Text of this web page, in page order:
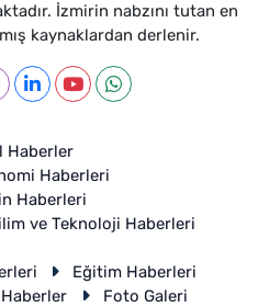
İzmirin nabzını tutan en
kaynaklardan derlenir.
Haberler
Haberleri
Haberleri
ve Teknoloji Haberleri
Eğitim Haberleri
Foto Galeri